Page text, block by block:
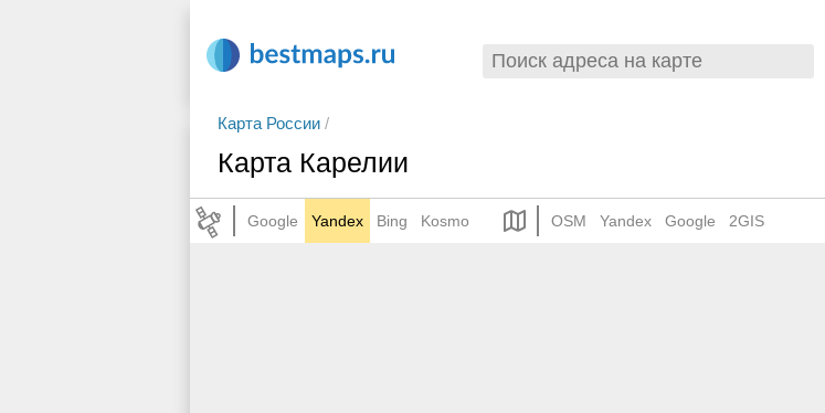
Карта России /
Карта Карелии
Google Yandex Bing Kosmo OSM Yandex Google 2GIS